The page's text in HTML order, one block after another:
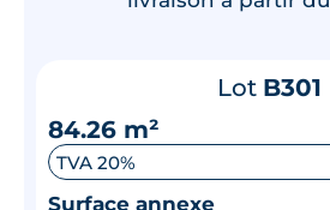
Lot B301
84.26 m²
TVA 20%
Surface annexe